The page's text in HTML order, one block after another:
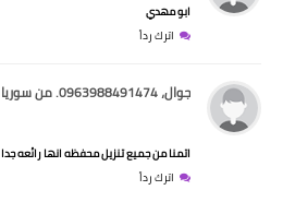
ابو مهدي
اترك رداً
جوال، 0963988491474. من سوريا مدينة حمص احمد محمد عامر
اتمنا من جميع تنزيل محفظه انها رائعه جدا
اترك رداً